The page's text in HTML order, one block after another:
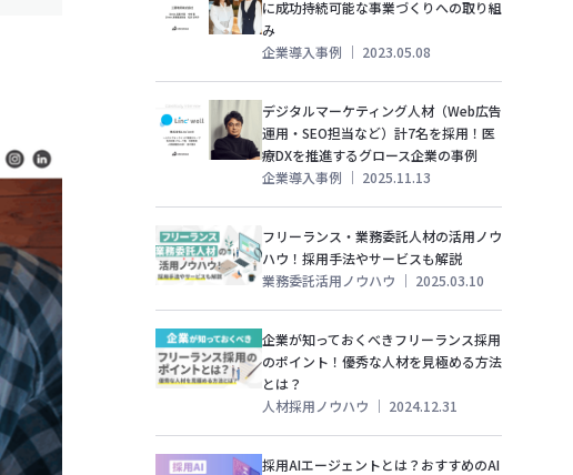
に成功持続可能な事業づくりへの取り組
み
企業導入事例 ｜ 2023.05.08
デジタルマーケティング人材（Web広告
運用・SEO担当など）計7名を採用！医
療DXを推進するグロース企業の事例
企業導入事例 ｜ 2025.11.13
フリーランス・業務委託人材の活用ノウ
ハウ！採用手法やサービスも解説
業務委託活用ノウハウ ｜ 2025.03.10
企業が知っておくべきフリーランス採用
のポイント！優秀な人材を見極める方法
とは？
人材採用ノウハウ ｜ 2024.12.31
採用AIエージェントとは？おすすめのAI